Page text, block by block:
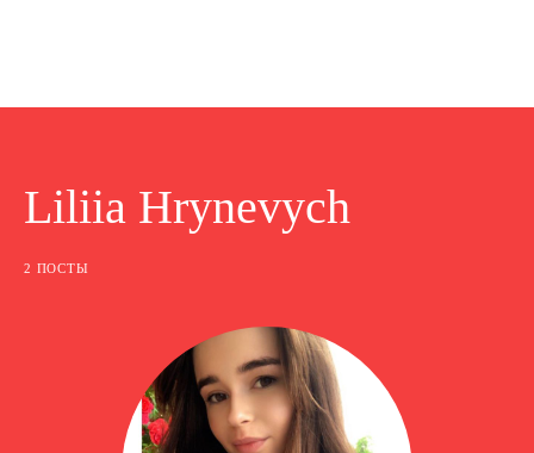
Liliia Hrynevych
2 ПОСТЫ